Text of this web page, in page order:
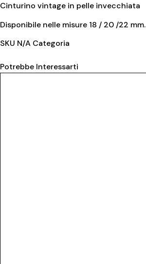
Cinturino vintage in pelle invecchiata
Disponibile nelle misure 18 / 20 /22 mm.
SKU N/A Categoria
Potrebbe Interessarti